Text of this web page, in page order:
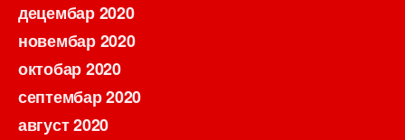
децембар 2020
новембар 2020
октобар 2020
септембар 2020
август 2020